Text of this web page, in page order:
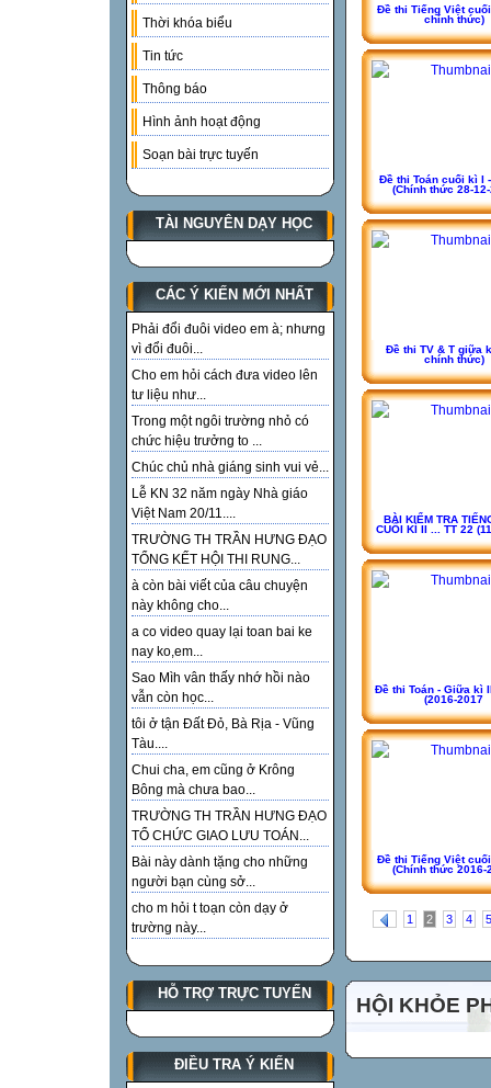
Thời khóa biểu
Tin tức
Thông báo
Hình ảnh hoạt động
Soạn bài trực tuyến
TÀI NGUYÊN DẠY HỌC
CÁC Ý KIẾN MỚI NHẤT
Phải đổi đuôi video em à; nhưng
vì đổi đuôi...
Cho em hỏi cách đưa video lên
tư liệu như...
Trong một ngôi trường nhỏ có
chức hiệu trưởng to ...
Chúc chủ nhà giáng sinh vui vẻ...
Lễ KN 32 năm ngày Nhà giáo
Việt Nam 20/11....
TRƯỜNG TH TRẦN HƯNG ĐẠO
TỔNG KẾT HỘI THI RUNG...
à còn bài viết của câu chuyện
này không cho...
a co video quay lại toan bai ke
nay ko,em...
Sao Mìh vân thấy nhớ hồi nào
vẫn còn học...
tôi ở tận Đất Đỏ, Bà Rịa - Vũng
Tàu....
Chui cha, em cũng ở Krông
Bông mà chưa bao...
TRƯỜNG TH TRẦN HƯNG ĐẠO
TỔ CHỨC GIAO LƯU TOÁN...
Bài này dành tặng cho những
người bạn cùng sở...
cho m hỏi t toạn còn dạy ở
trường này...
HỖ TRỢ TRỰC TUYẾN
ĐIỀU TRA Ý KIẾN
Đề thi Tiếng Việt
chính thức)
Đề thi Toán cuối kì I
(Chính thức 28-
Đề thi TV & T giữa
chính thức)
BÀI KIỂM TRA
CUỐI KÌ II ... TT 22
Đề thi Toán - Giữa kì
(2016-2017
Đề thi Tiếng Việt
(Chính thức 2016-
1 2 3 4 5
HỘI KHỎE